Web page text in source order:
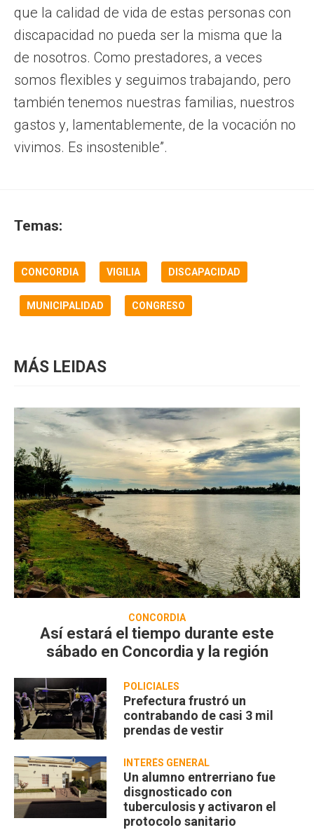
que la calidad de vida de estas personas con
discapacidad no pueda ser la misma que la
de nosotros. Como prestadores, a veces
somos flexibles y seguimos trabajando, pero
también tenemos nuestras familias, nuestros
gastos y, lamentablemente, de la vocación no
vivimos. Es insostenible”.
Temas:
CONCORDIA VIGILIA DISCAPACIDAD
MUNICIPALIDAD CONGRESO
MÁS LEIDAS
CONCORDIA
Así estará el tiempo durante este
sábado en Concordia y la región
POLICIALES
Prefectura frustró un
contrabando de casi 3 mil
prendas de vestir
INTERÉS GENERAL
Un alumno entrerriano fue
disgnosticado con
tuberculosis y activaron el
protocolo sanitario